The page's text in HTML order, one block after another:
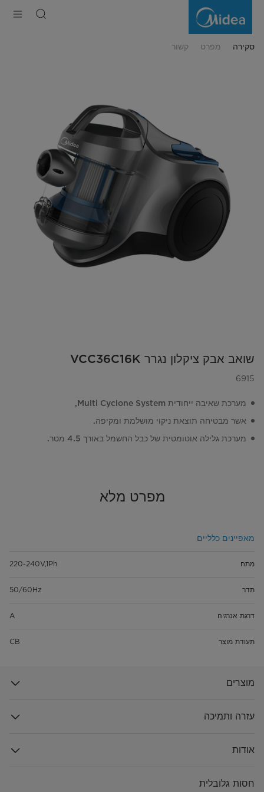
סקירה מפרט קשור
שואב אבק ציקלון נגרר VCC36C16K
6915
מערכת שאיבה ייחודית Multi Cyclone System,
אשר מבטיחה תוצאת ניקוי מושלמת ומקיפה.
מערכת גלילה אוטומטית של כבל החשמל באורך 4.5 מטר.
מפרט מלא
מאפיינים כלליים
מתח 220-240V,1Ph
תדר 50/60Hz
דרגת אנרגיה A
תעודת מוצר CB
מוצרים
עזרה ותמיכה
אודות
חסות גלובלית